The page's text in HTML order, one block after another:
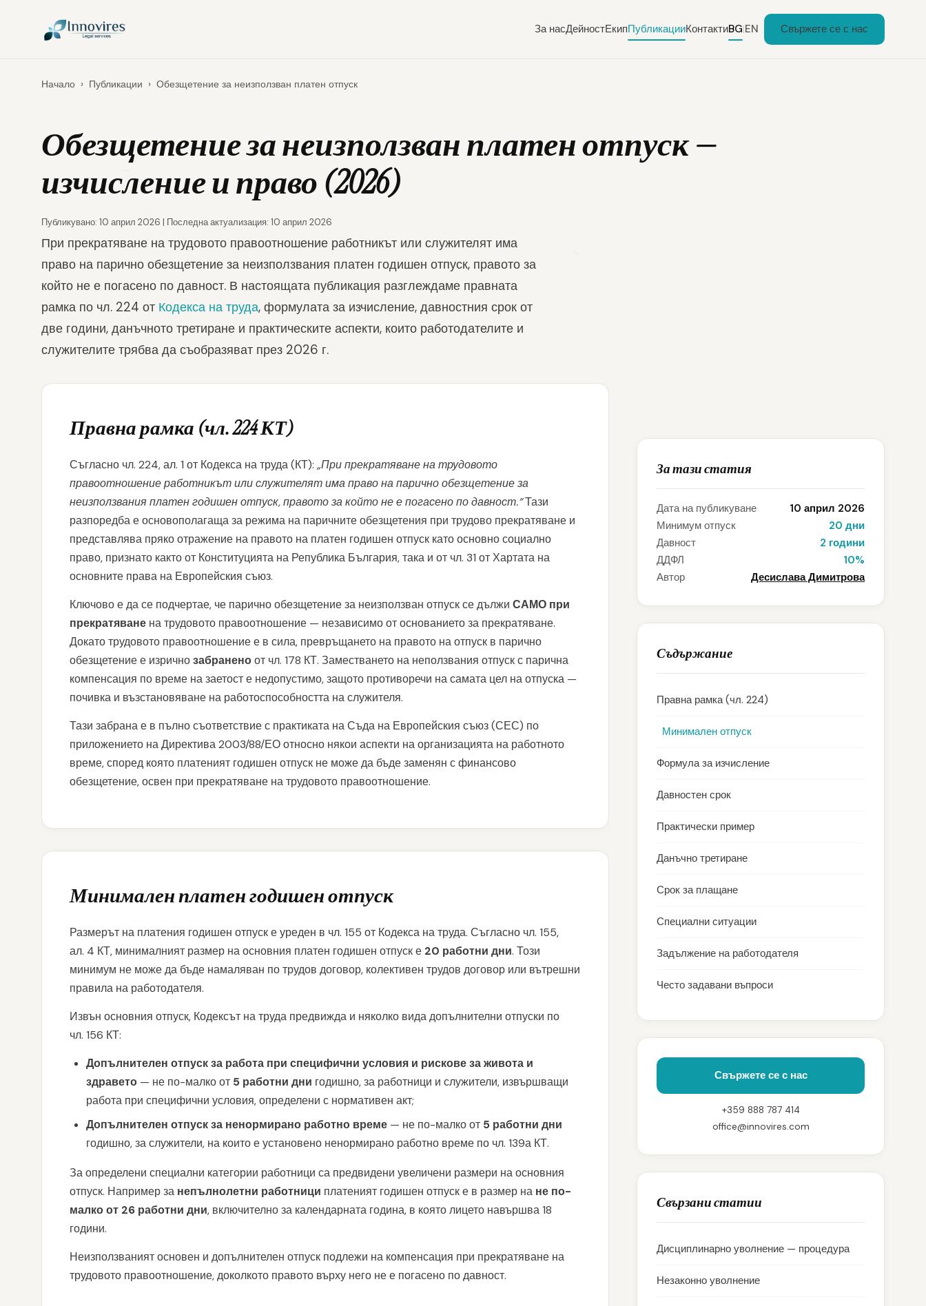
За насДейностЕкипПубликацииКонтактиBG|EN Свържете се с нас
Начало › Публикации › Обезщетение за неизползван платен отпуск
Обезщетение за неизползван платен отпуск —
изчисление и право (2026)
Публикувано: 10 април 2026 | Последна актуализация: 10 април 2026
При прекратяване на трудовото правоотношение работникът или служителят има
право на парично обезщетение за неизползвания платен годишен отпуск, правото за
който не е погасено по давност. В настоящата публикация разглеждаме правната
рамка по чл. 224 от Кодекса на труда, формулата за изчисление, давностния срок от
две години, данъчното третиране и практическите аспекти, които работодателите и
служителите трябва да съобразяват през 2026 г.
Правна рамка (чл. 224 КТ)
Съгласно чл. 224, ал. 1 от Кодекса на труда (КТ): „При прекратяване на трудовото
правоотношение работникът или служителят има право на парично обезщетение за
неизползвания платен годишен отпуск, правото за който не е погасено по давност.“Тази
разпоредба е основополагаща за режима на паричните обезщетения при трудово прекратяване и
представлява пряко отражение на правото на платен годишен отпуск като основно социално
право, признато както от Конституцията на Република България, така и от чл. 31 от Хартата на
основните права на Европейския съюз.
Ключово е да се подчертае, че парично обезщетение за неизползван отпуск се дължи САМО при
прекратяване на трудовото правоотношение — независимо от основанието за прекратяване.
Докато трудовото правоотношение е в сила, превръщането на правото на отпуск в парично
обезщетение е изричнозабраненоот чл. 178 КТ. Заместването на неползвания отпуск с парична
компенсация по време на заетост е недопустимо, защото противоречи на самата цел на отпуска —
почивка и възстановяване на работоспособността на служителя.
Тази забрана е в пълно съответствие с практиката на Съда на Европейския съюз (СЕС) по
приложението на Директива 2003/88/ЕО относно някои аспекти на организацията на работното
време, според която платеният годишен отпуск не може да бъде заменян с финансово
обезщетение, освен при прекратяване на трудовото правоотношение.
Минимален платен годишен отпуск
Размерът на платения годишен отпуск е уреден в чл. 155 от Кодекса на труда. Съгласно чл. 155,
ал. 4 КТ, минималният размер на основния платен годишен отпуск е 20 работни дни. Този
минимум не може да бъде намаляван по трудов договор, колективен трудов договор или вътрешни
правила на работодателя.
Извън основния отпуск, Кодексът на труда предвижда и няколко вида допълнителни отпуски по
чл. 156 КТ:
Допълнителен отпуск за работа при специфични условия и рискове за живота и
здравето — не по-малко от 5 работни дни годишно, за работници и служители, извършващи
работа при специфични условия, определени с нормативен акт;
Допълнителен отпуск за ненормирано работно време — не по-малко от 5 работни дни
годишно, за служители, на които е установено ненормирано работно време по чл. 139а КТ.
За определени специални категории работници са предвидени увеличени размери на основния
отпуск. Например за непълнолетни работници платеният годишен отпуск е в размер на не по-
малко от 26 работни дни, включително за календарната година, в която лицето навършва 18
години.
Неизползваният основен и допълнителен отпуск подлежи на компенсация при прекратяване на
трудовото правоотношение, доколкото правото върху него не е погасено по давност.
За тази статия
Дата на публикуване
10 април 2026
Минимум отпуск
20 дни
Давност
2 години
ДДФЛ
10%
Автор
Десислава Димитрова
Съдържание
Правна рамка (чл. 224)
Минимален отпуск
Формула за изчисление
Давностен срок
Практически пример
Данъчно третиране
Срок за плащане
Специални ситуации
Задължение на работодателя
Често задавани въпроси
Свържете се с нас
+359 888 787 414
office@innovires.com
Свързани статии
Дисциплинарно уволнение — процедура
Незаконно уволнение